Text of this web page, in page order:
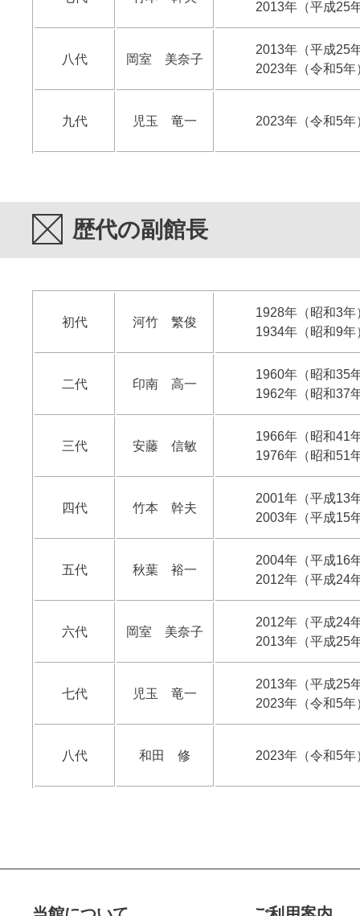
2013年（平成25
八代 岡室 美奈子
2013年（平成25
2023年（令和5年
九代 児玉 竜一 2023年（令和5年
歴代の副館長
初代 河竹 繁俊
1928年（昭和3年
1934年（昭和9年
二代 印南 高一
1960年（昭和35
1962年（昭和37
三代 安藤 信敏
1966年（昭和41
1976年（昭和51
四代 竹本 幹夫
2001年（平成13
2003年（平成15
五代 秋葉 裕一
2004年（平成16
2012年（平成24
六代 岡室 美奈子
2012年（平成24
2013年（平成25
七代 児玉 竜一
2013年（平成25
2023年（令和5年
八代 和田 修 2023年（令和5年